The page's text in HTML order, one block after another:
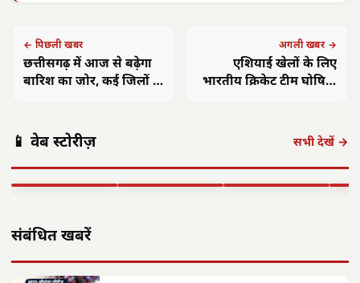
← पिछली खबर
छत्तीसगढ़ में आज से बढ़ेगा
बारिश का जोर, कई जिलों में
अगली खबर →
एशियाई खेलों के लिए
भारतीय क्रिकेट टीम घोषित,
📱 वेब स्टोरीज़ सभी देखें →
सितंबर से सभी
बहाल करेगा,…
…
मॉडल' बना लाखों
संजीवनी
में
संबंधित खबरें